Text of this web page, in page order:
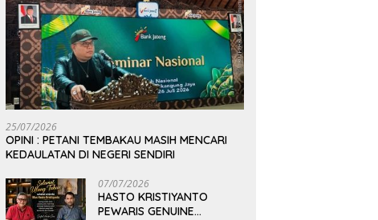
25/07/2026
OPINI : PETANI TEMBAKAU MASIH MENCARI
KEDAULATAN DI NEGERI SENDIRI
07/07/2026
HASTO KRISTIYANTO
PEWARIS GENUINE